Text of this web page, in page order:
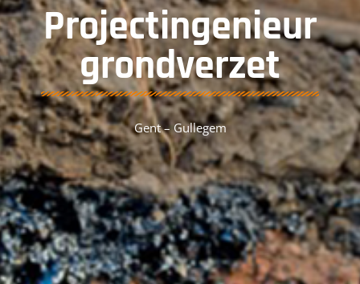
Projectingenieur
grondverzet
Gent – Gullegem